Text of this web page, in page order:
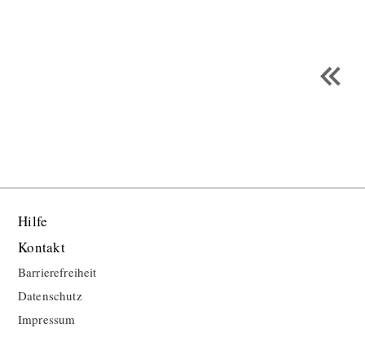
Hilfe
Kontakt
Barrierefreiheit
Datenschutz
Impressum